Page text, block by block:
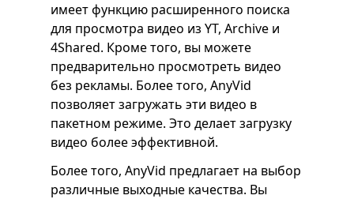
имеет функцию расширенного поиска
для просмотра видео из YT, Archive и
4Shared. Кроме того, вы можете
предварительно просмотреть видео
без рекламы. Более того, AnyVid
позволяет загружать эти видео в
пакетном режиме. Это делает загрузку
видео более эффективной.
Более того, AnyVid предлагает на выбор
различные выходные качества. Вы